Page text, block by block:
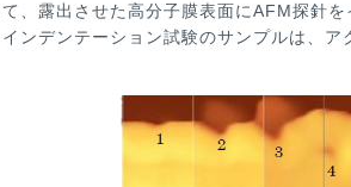
て、露出させた高分子膜表面にAFM探針
ンデンテーション試験のサンプルは、ア